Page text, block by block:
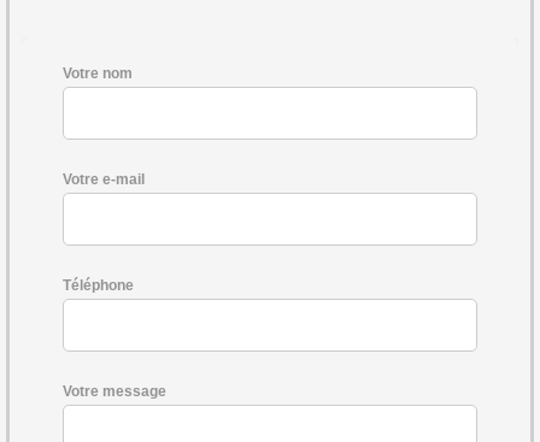
Votre nom
Votre e-mail
Téléphone
Votre message